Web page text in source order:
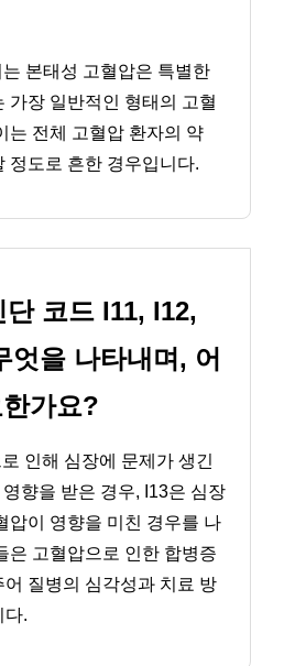
는 본태성 고혈압은 특별한
가장 일반적인 형태의 고혈
는 전체 고혈압 환자의 약
정도로 흔한 경우입니다.
코드 I11, I12,
엇을 나타내며, 어
가요?
인해 심장에 문제가 생긴
향을 받은 경우, I13은 심장
압이 영향을 미친 경우를 나
은 고혈압으로 인한 합병증
질병의 심각성과 치료 방
다.